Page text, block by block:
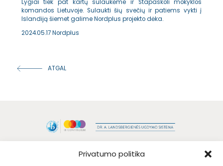
Privatumo politika
Lygiai tiek pat kartų sulaukėme ir Stapaskoli mokyklos
komandos Lietuvoje. Sulaukti šių svečių ir patiems vykti į
Islandiją šiemet galime Nordplus projekto dėka.
2024.05.17 Nordplus
ATGAL